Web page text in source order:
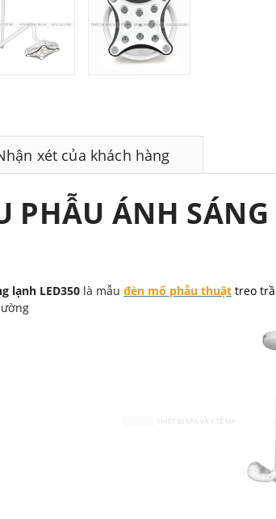
xét của khách hàng
PHẪU ÁNH
lạnh LED350 là mẫu đèn mổ phẫu thuật treo